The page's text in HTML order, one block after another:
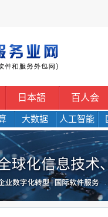
日本語 百人会
大数据 人工智能